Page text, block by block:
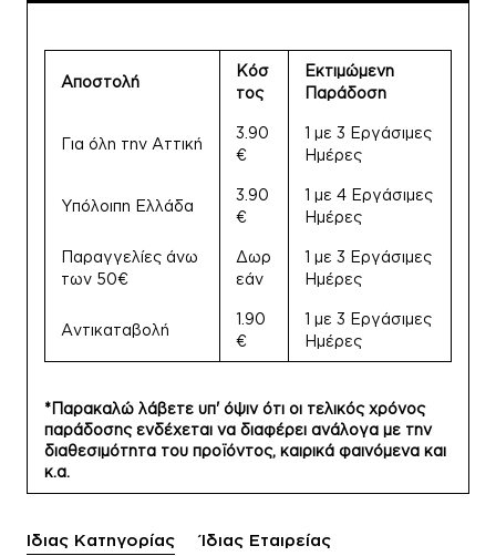
Αποστολή
Κόσ
τος
Εκτιμώμενη
Παράδοση
Για όλη την Αττική
3.90
€
1 με 3 Εργάσιμες
Ημέρες
Υπόλοιπη Ελλάδα
3.90
€
1 με 4 Εργάσιμες
Ημέρες
Παραγγελίες άνω
των 50€
Δωρ
εάν
1 με 3 Εργάσιμες
Ημέρες
Αντικαταβολή
1.90
€
1 με 3 Εργάσιμες
Ημέρες
*Παρακαλώ λάβετε υπ' όψιν ότι οι τελικός χρόνος
παράδοσης ενδέχεται να διαφέρει ανάλογα με την
διαθεσιμότητα του προϊόντος, καιρικά φαινόμενα και
κ.α.
Ίδιας Κατηγορίας Ίδιας Εταιρείας